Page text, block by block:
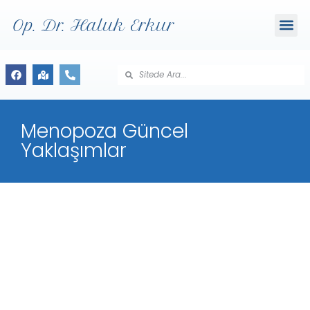
Op. Dr. Haluk Erkur
Menopoza Güncel
Yaklaşımlar